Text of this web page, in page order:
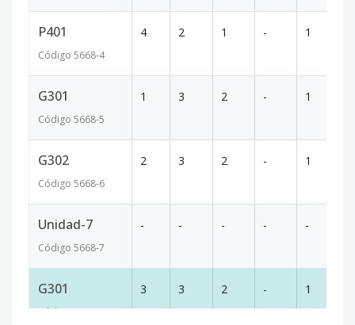
P401
Código 5668-4
4 2 1 - 1
G301
Código 5668-5
1 3 2 - 1
G302
Código 5668-6
2 3 2 - 1
Unidad-7
Código 5668-7
- - - - -
G301
Código5668-8
3 3 2 - 1